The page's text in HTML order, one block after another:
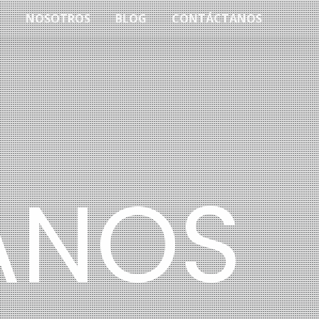
NOSOTROS BLOG CONTÁCTANOS